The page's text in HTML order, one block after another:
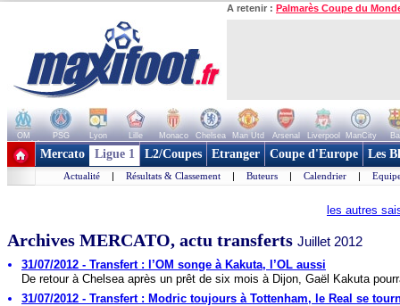
A retenir : Palmarès Coupe du
OM PSG Lyon Lille Monaco Chelsea Man Utd Arsenal Liverpool ManCity
+ de clubs
Mercato Ligue 1 L2/Coupes Etranger Coupe d'Europe Les
Actualité | Résultats & Classement | Buteurs | Calendrier |
les autres
Archives MERCATO, actu transferts Juillet 2012
31/07/2012 - Transfert : l’OM songe à Kakuta, l’OL aussi
De retour à Chelsea après un prêt de six mois à Dijon, Gaël Kakuta
31/07/2012 - Transfert : Modric toujours à Tottenham, le Real se